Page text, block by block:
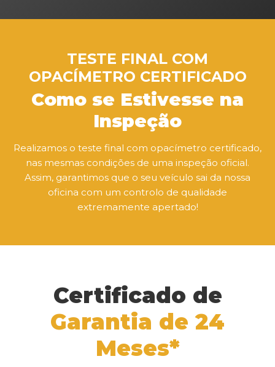
TESTE FINAL COM
OPACÍMETRO CERTIFICADO
Como se Estivesse na
Inspeção
Realizamos o teste final com opacímetro certificado,
nas mesmas condições de uma inspeção oficial.
Assim, garantimos que o seu veículo sai da nossa
oficina com um controlo de qualidade
extremamente apertado!
Certificado de
Garantia de 24
Meses*